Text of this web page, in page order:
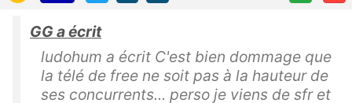
GG a écrit
ludohum a écrit C'est bien dommage que
la télé de free ne soit pas à la hauteur de
ses concurrents... perso je viens de sfr et